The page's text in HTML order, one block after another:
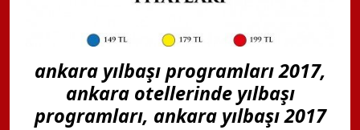
ankara yılbaşı programları 2017,
ankara otellerinde yılbaşı
programları, ankara yılbaşı 2017